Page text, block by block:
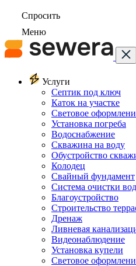
Спросить
Меню
Услуги
Септик под ключ
Каток на участке
Световое
Установка погреба
Водоснабжение
Скважина на воду
Обустройство
Колодец
Свайный фундамент
Система очистки
Благоустройство
Строительство
Дренаж
Ливневая
Видеонаблюдение
Установка купели
Световое